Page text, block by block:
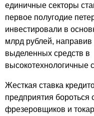
единичные секторы
первое полугодие
инвестировали в
млрд рублей, направив
выделенных средств в
высокотехнологичные
Жесткая ставка
предприятия бороться
фрезеровщиков и